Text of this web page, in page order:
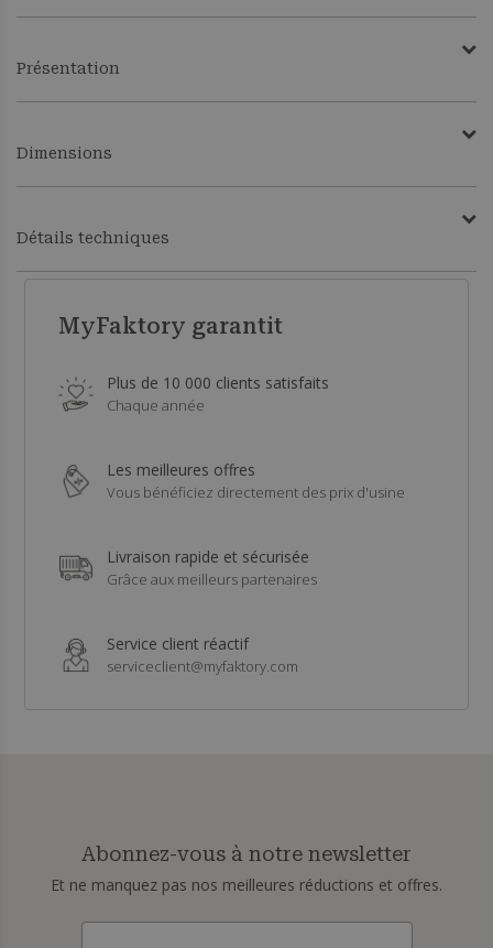
Présentation
Dimensions
Détails techniques
MyFaktory garantit
Plus de 10 000 clients satisfaits
Chaque année
Les meilleures offres
Vous bénéficiez directement des prix d'usine
Livraison rapide et sécurisée
Grâce aux meilleurs partenaires
Service client réactif
serviceclient@myfaktory.com
Abonnez-vous à notre newsletter
Et ne manquez pas nos meilleures réductions et offres.